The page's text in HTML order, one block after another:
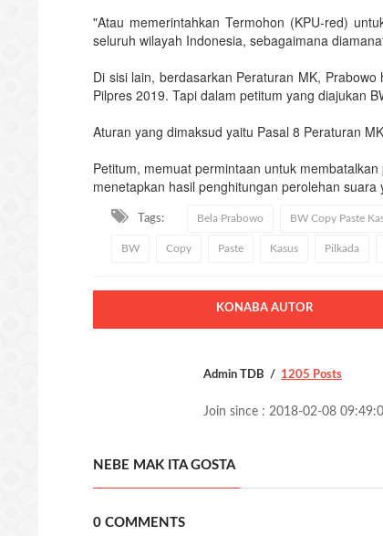
"Atau memerintahkan Termohon (KPU-red)
seluruh wilayah Indonesia, sebagaimana
Di sisi lain, berdasarkan Peraturan MK,
Pilpres 2019. Tapi dalam petitum yang diajukan
Aturan yang dimaksud yaitu Pasal 8 Peraturan
Petitum, memuat permintaan untuk
menetapkan hasil penghitungan perolehan
Tags: Bela Prabowo BW Copy Paste
BW Copy Paste Kasus Pilkada
KONABA AUTOR
Admin TDB 1205 Posts
Join since : 2018-02-08
NEBE MAK ITA GOSTA
0 COMMENTS